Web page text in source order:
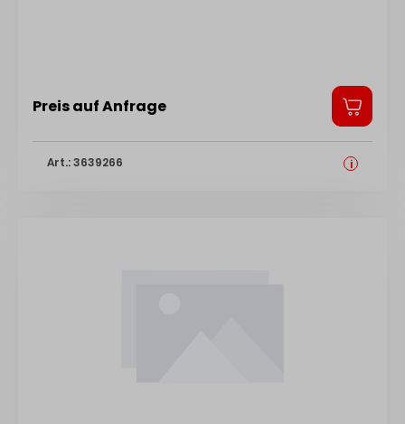
Preis auf Anfrage
Art.: 3639266 i